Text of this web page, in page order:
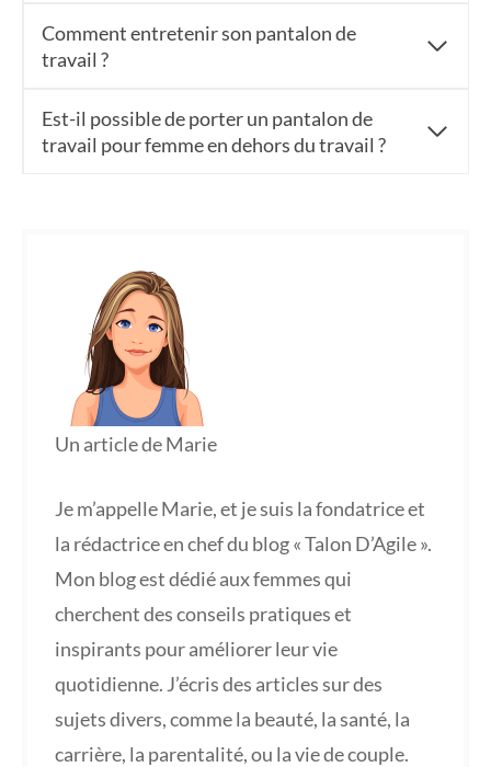
Comment entretenir son pantalon de
travail ?
Est-il possible de porter un pantalon de
travail pour femme en dehors du travail ?
Un article de Marie
Je m’appelle Marie, et je suis la fondatrice et
la rédactrice en chef du blog « Talon D’Agile ».
Mon blog est dédié aux femmes qui
cherchent des conseils pratiques et
inspirants pour améliorer leur vie
quotidienne. J’écris des articles sur des
sujets divers, comme la beauté, la santé, la
carrière, la parentalité, ou la vie de couple.